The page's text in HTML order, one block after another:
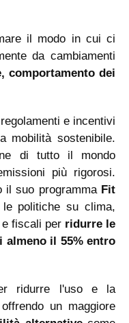
il modo in cui ci
da cambiamenti
comportamento dei
e incentivi
mobilità sostenibile.
di tutto il mondo
più rigorosi.
il suo programma Fit
politiche su clima,
fiscali per ridurre le
almeno il 55% entro
ridurre l'uso e la
un maggiore